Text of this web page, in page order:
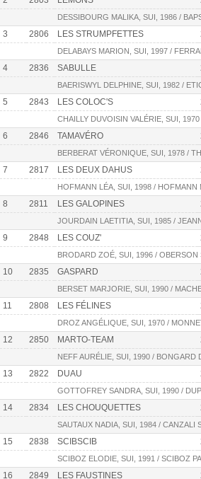
DESSIBOURG MALIKA, SUI, 1986 /
3 2806 LES STRUMPFETTES
DELABAYS MARION, SUI, 1997 /
4 2836 SABULLE
BAERISWYL DELPHINE, SUI, 1982 /
5 2843 LES COLOC'S
CHAILLY DUVOISIN VALÉRIE, SUI,
6 2846 TAMAVÉRO
BERBERAT VÉRONIQUE, SUI, 1978 /
7 2817 LES DEUX DAHUS
HOFMANN LÉA, SUI, 1998 / HOFMANN
8 2811 LES GALOPINES
JOURDAIN LAETITIA, SUI, 1985 /
9 2848 LES COUZ'
BRODARD ZOÉ, SUI, 1996 / OBERSON
10 2835 GASPARD
BERSET MARJORIE, SUI, 1990 /
11 2808 LES FÉLINES
DROZ ANGÉLIQUE, SUI, 1970 /
12 2850 MARTO-TEAM
NEFF AURÉLIE, SUI, 1990 / BONGARD
13 2822 DUAU
GOTTOFREY SANDRA, SUI, 1990 /
14 2834 LES CHOUQUETTES
SAUTAUX NADIA, SUI, 1984 / CANZALI
15 2838 SCIBSCIB
SCIBOZ ELODIE, SUI, 1991 / SCIBOZ
16 2849 LES FAUSTINES